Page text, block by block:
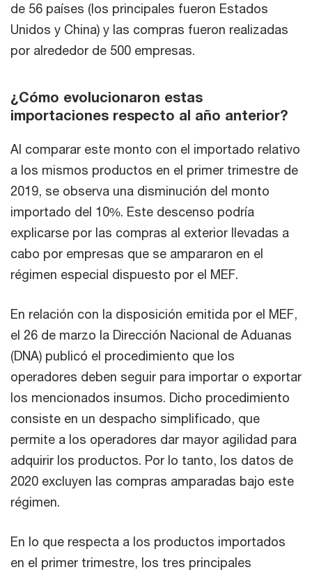
de 56 países (los principales fueron Estados
Unidos y China) y las compras fueron realizadas
por alrededor de 500 empresas.
¿Cómo evolucionaron estas
importaciones respecto al año anterior?
Al comparar este monto con el importado relativo
a los mismos productos en el primer trimestre de
2019, se observa una disminución del monto
importado del 10%. Este descenso podría
explicarse por las compras al exterior llevadas a
cabo por empresas que se ampararon en el
régimen especial dispuesto por el MEF.
En relación con la disposición emitida por el MEF,
el 26 de marzo la Dirección Nacional de Aduanas
(DNA) publicó el procedimiento que los
operadores deben seguir para importar o exportar
los mencionados insumos. Dicho procedimiento
consiste en un despacho simplificado, que
permite a los operadores dar mayor agilidad para
adquirir los productos. Por lo tanto, los datos de
2020 excluyen las compras amparadas bajo este
régimen.
En lo que respecta a los productos importados
en el primer trimestre, los tres principales